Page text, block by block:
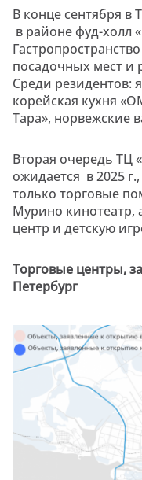
В конце сентября в
в районе фуд-холл
посадочных мест и
Среди резидентов:
корейская кухня
Tapa», норвежские
Вторая очередь ТЦ
ожидается в 2025
только торговые
Мурино кинотеатр,
центр и детскую
Торговые центры,
Петербург